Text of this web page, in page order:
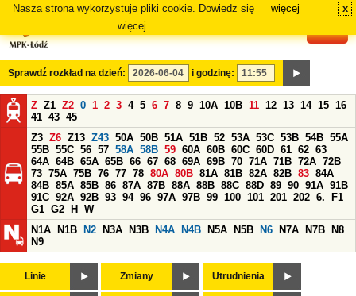
Nasza strona wykorzystuje pliki cookie. Dowiedz się
więcej.
więcej x
Sprawdź rozkład na dzień: i godzinę:
Z Z1 Z2 0 1 2 3 4 5 6 7 8 9 10A 10B 11 12 13 14 15 16
41 43 45
Z3 Z6 Z13 Z43 50A 50B 51A 51B 52 53A 53C 53B 54B 55A
55B 55C 56 57 58A 58B 59 60A 60B 60C 60D 61 62 63
64A 64B 65A 65B 66 67 68 69A 69B 70 71A 71B 72A 72B
73 75A 75B 76 77 78 80A 80B 81A 81B 82A 82B 83 84A
84B 85A 85B 86 87A 87B 88A 88B 88C 88D 89 90 91A 91B
91C 92A 92B 93 94 96 97A 97B 99 100 101 201 202 6.
F1
G1 G2 H
W
N1A
N1B N2 N3A N3B N4A N4B N5A N5B N6 N7A N7B
N8
N9
Linie Zmiany Utrudnienia